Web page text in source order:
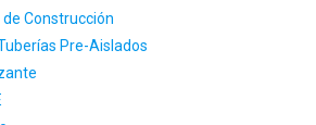
de Construcción
Pre-Aislados